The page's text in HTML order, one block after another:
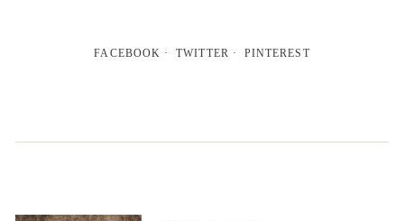
FACEBOOK TWITTER PINTEREST